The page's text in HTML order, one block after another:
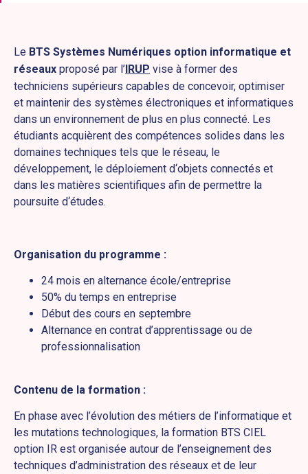
Le BTS Systèmes Numériques option informatique et
réseaux proposé par l’IRUP vise à former des
techniciens supérieurs capables de concevoir, optimiser
et maintenir des systèmes électroniques et informatiques
dans un environnement de plus en plus connecté. Les
étudiants acquièrent des compétences solides dans les
domaines techniques tels que le réseau, le
développement, le déploiement d‘objets connectés et
dans les matières scientifiques afin de permettre la
poursuite d‘études.
Organisation du programme :
24 mois en alternance école/entreprise
50% du temps en entreprise
Début des cours en septembre
Alternance en contrat d’apprentissage ou de
professionnalisation
Contenu de la formation :
En phase avec l’évolution des métiers de l’informatique et
les mutations technologiques, la formation BTS CIEL
option IR est organisée autour de l’enseignement des
techniques d’administration des réseaux et de leur